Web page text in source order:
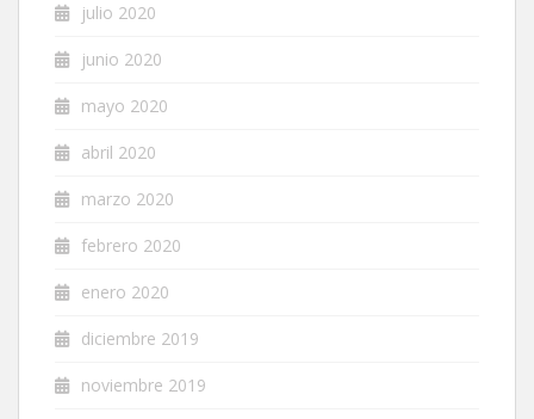
julio 2020
junio 2020
mayo 2020
abril 2020
marzo 2020
febrero 2020
enero 2020
diciembre 2019
noviembre 2019